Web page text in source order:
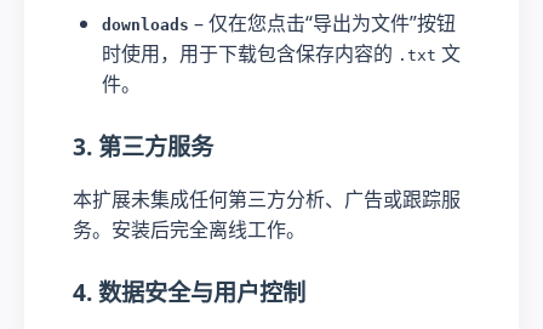
downloads – 仅在您点击“导出为文件”按钮
时使用，用于下载包含保存内容的 .txt 文
件。
3. 第三方服务
本扩展未集成任何第三方分析、广告或跟踪服
务。安装后完全离线工作。
4. 数据安全与用户控制